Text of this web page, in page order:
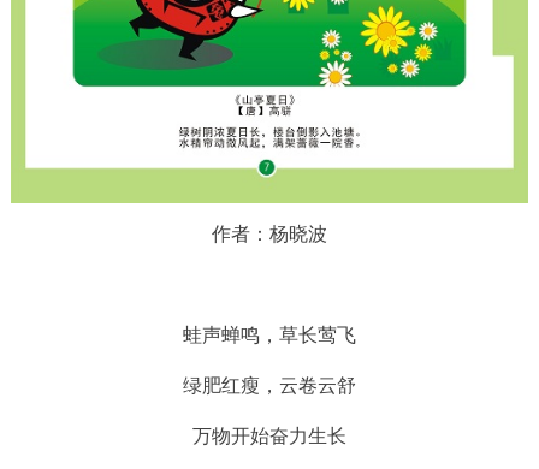
作者：杨晓波
蛙声蝉鸣，草长莺飞
绿肥红瘦，云卷云舒
万物开始奋力生长